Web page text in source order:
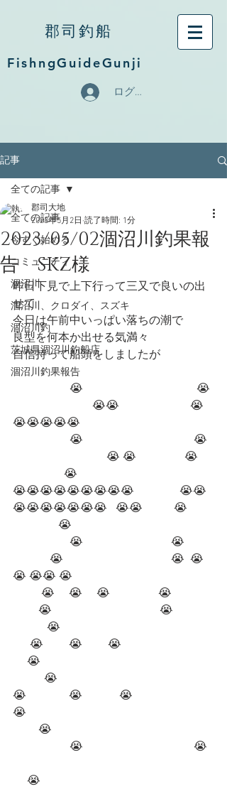
郡司釣船
FishngGuideGunji
ログイン
記事
全ての記事
今すぐ始める
コミュニティ
涸沼川
涸沼川、クロダイ、スズキ
涸沼川釣
茨城県涸沼川釣船店
涸沼川釣果報告
全ての記事
2023/05/02涸沼川釣果報
告 SKZ様
郡司大地
2023年5月2日 読了時間: 1分
昨日下見で上下行って三又で良いの出
せて
今日は午前中いっぱい落ちの潮で
良型を何本か出せる気満々
自信持って船頭をしましたが
                            😭😭                         😭
😭😭😭😭😭
                                 😭 😭                 😭
                  😭
😭😭😭😭😭😭😭😭😭                😭😭
😭😭😭😭😭😭😭   😭😭           😭
                😭
             😭                                      😭  😭
😭 😭😭 😭
         😭                                      😭
            😭
     😭
           😭
😭               😭             😭
😭
         😭
     😭